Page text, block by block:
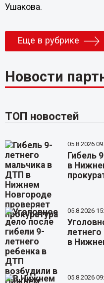
Ушакова.
Еще в рубрике
Новости
ТОП новостей
05.8.2026
Гибель
в
05.8.2026
в
05.8.2026